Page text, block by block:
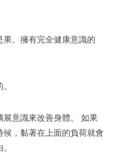
。擁有完全健康意識的
意識來改善身體。 如果
，黏著在上面的負荷就會